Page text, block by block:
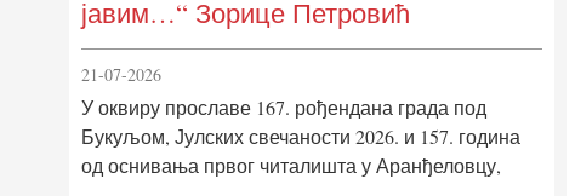
јавим…“ Зорице Петровић
21-07-2026
У оквиру прославе 167. рођендана града под
Букуљом, Јулских свечаности 2026. и 157. година
од оснивања првог читалишта у Аранђеловцу,